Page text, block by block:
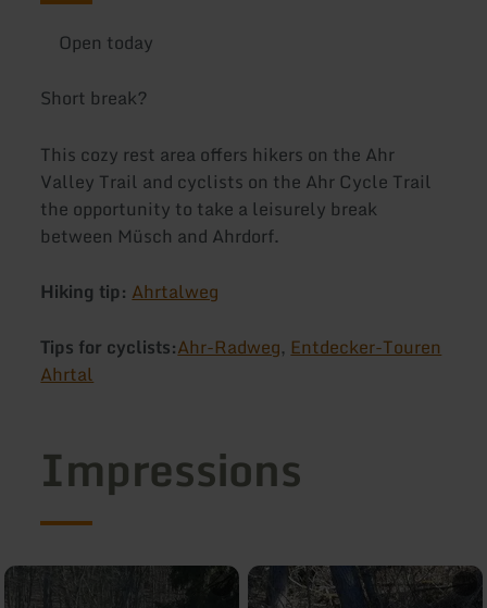
Open today
Short break?
This cozy rest area offers hikers on the Ahr
Valley Trail and cyclists on the Ahr Cycle Trail
the opportunity to take a leisurely break
between Müsch and Ahrdorf.
Hiking tip: Ahrtalweg
Tips for cyclists:Ahr-Radweg, Entdecker-Touren
Ahrtal
Impressions